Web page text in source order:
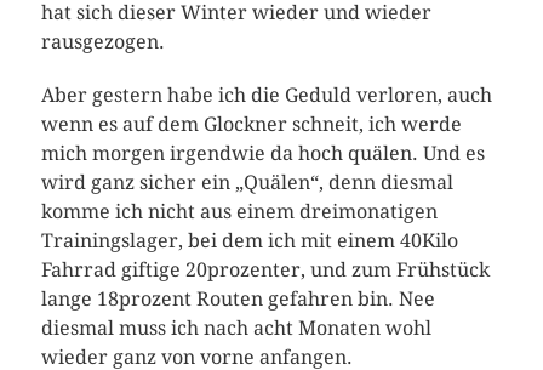
hat sich dieser Winter wieder und wieder
rausgezogen.
Aber gestern habe ich die Geduld verloren, auch
wenn es auf dem Glockner schneit, ich werde
mich morgen irgendwie da hoch quälen. Und es
wird ganz sicher ein „Quälen“, denn diesmal
komme ich nicht aus einem dreimonatigen
Trainingslager, bei dem ich mit einem 40Kilo
Fahrrad giftige 20prozenter, und zum Frühstück
lange 18prozent Routen gefahren bin. Nee
diesmal muss ich nach acht Monaten wohl
wieder ganz von vorne anfangen.